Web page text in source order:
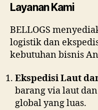
Layanan Kami
BELLOGS
logistik dan
kebutuhan bisnis
Ekspedisi Laut
barang via laut
global yang luas.